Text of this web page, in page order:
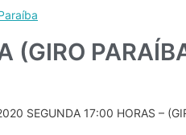
(GIRO
SEGUNDA 17:00 HORAS –